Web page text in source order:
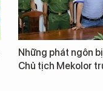
Những phát ngôn
Chủ tịch Mekolor